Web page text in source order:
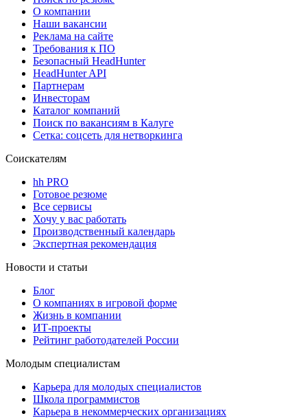
О компании
Наши вакансии
Реклама на сайте
Требования к ПО
Безопасный HeadHunter
HeadHunter API
Партнерам
Инвесторам
Каталог компаний
Поиск по вакансиям в Калуге
Сетка: соцсеть для нетворкинга
Соискателям
hh PRO
Готовое резюме
Все сервисы
Хочу у вас работать
Производственный календарь
Экспертная рекомендация
Новости и статьи
Блог
О компаниях в игровой форме
Жизнь в компании
ИТ-проекты
Рейтинг работодателей России
Молодым специалистам
Карьера для молодых специалистов
Школа программистов
Карьера в некоммерческих организациях